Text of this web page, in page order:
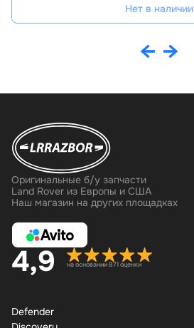
Нет в наличии
Оригинальные б/у запчасти
Land Rover из Европы и США
Наш магазин на других площадках
4,9 на основании 871 оценки
Defender